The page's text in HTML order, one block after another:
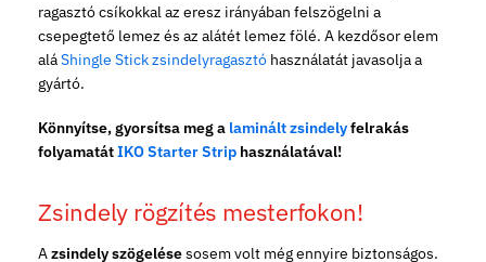
ragasztó csíkokkal az eresz irányában felszögelni a
csepegtető lemez és az alátét lemez fölé. A kezdősor elem
aláShingle Stick zsindelyragasztó használatát javasolja a
gyártó.
Könnyítse, gyorsítsa meg a laminált zsindelyfelrakás
folyamatátIKO Starter Strip használatával!
Zsindely rögzítés mesterfokon!
Azsindely szögelésesosem volt még ennyire biztonságos.